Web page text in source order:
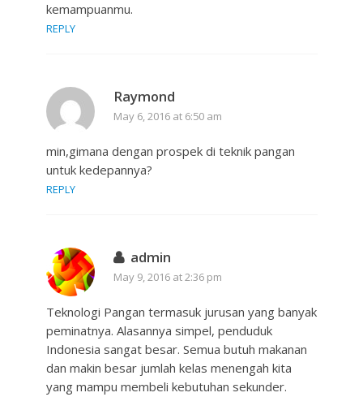
kemampuanmu.
REPLY
Raymond
May 6, 2016 at 6:50 am
min,gimana dengan prospek di teknik pangan
untuk kedepannya?
REPLY
admin
May 9, 2016 at 2:36 pm
Teknologi Pangan termasuk jurusan yang banyak
peminatnya. Alasannya simpel, penduduk
Indonesia sangat besar. Semua butuh makanan
dan makin besar jumlah kelas menengah kita
yang mampu membeli kebutuhan sekunder.